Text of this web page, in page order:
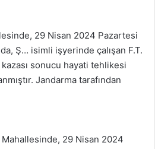
29 Nisan 2024 Pazartesi
Ş… isimli işyerinde çalışan F.T.
sonucu hayati tehlikesi
Jandarma tarafından
29 Nisan 2024